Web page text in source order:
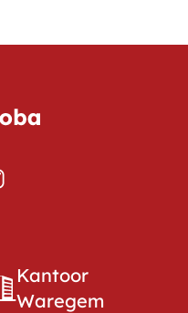
Kantoor
Waregem